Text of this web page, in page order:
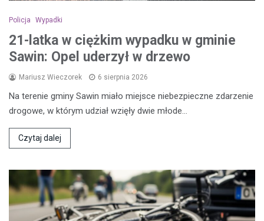
Policja Wypadki
21-latka w ciężkim wypadku w gminie
Sawin: Opel uderzył w drzewo
Mariusz Wieczorek 6 sierpnia 2026
Na terenie gminy Sawin miało miejsce niebezpieczne zdarzenie
drogowe, w którym udział wzięły dwie młode…
Czytaj dalej